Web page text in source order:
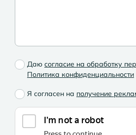
Даю согласие на обработку
Политика конфиденциальности
Я согласен на получение